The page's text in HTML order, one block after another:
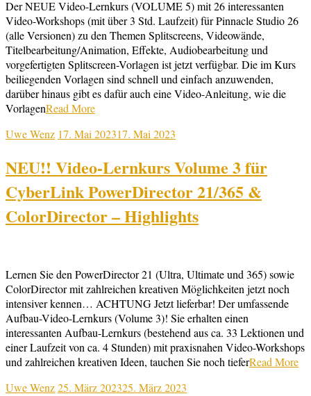
Der NEUE Video-Lernkurs (VOLUME 5) mit 26 interessanten
Video-Workshops (mit über 3 Std. Laufzeit) für Pinnacle Studio 26
(alle Versionen) zu den Themen Splitscreens, Videowände,
Titelbearbeitung/Animation, Effekte, Audiobearbeitung und
vorgefertigten Splitscreen-Vorlagen ist jetzt verfügbar. Die im Kurs
beiliegenden Vorlagen sind schnell und einfach anzuwenden,
darüber hinaus gibt es dafür auch eine Video-Anleitung, wie die
VorlagenRead More
Uwe Wenz 17. Mai 202317. Mai 2023
NEU!! Video-Lernkurs Volume 3 für
CyberLink PowerDirector 21/365 &
ColorDirector – Highlights
Lernen Sie den PowerDirector 21 (Ultra, Ultimate und 365) sowie
ColorDirector mit zahlreichen kreativen Möglichkeiten jetzt noch
intensiver kennen… ACHTUNG Jetzt lieferbar! Der umfassende
Aufbau-Video-Lernkurs (Volume 3)! Sie erhalten einen
interessanten Aufbau-Lernkurs (bestehend aus ca. 33 Lektionen und
einer Laufzeit von ca. 4 Stunden) mit praxisnahen Video-Workshops
und zahlreichen kreativen Ideen, tauchen Sie noch tieferRead More
Uwe Wenz25. März 202325. März 2023